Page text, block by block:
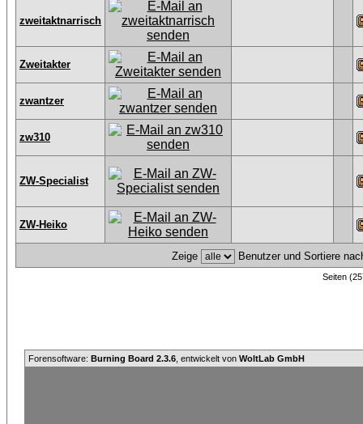
zweitaktnarrisch
Zweitakter
zwantzer
zw310
ZW-Specialist
ZW-Heiko
Zeige Benutzer und Sortiere
Seiten
Forensoftware: Burning Board 2.3.6 , entwickelt von WoltLab GmbH